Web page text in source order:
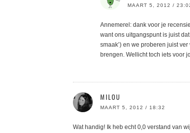
MAART 5, 2012 /
Annemerel: dank voor je
want ons uitgangspunt is juist
smaak’) en we proberen juist
brengen. Wellicht toch iets voor
MILOU
MAART 5, 2012 / 18:32
Wat handig! Ik heb echt 0,0 verstand van